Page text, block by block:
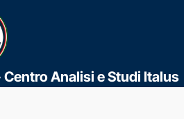
Centro Analisi e Studi Italus